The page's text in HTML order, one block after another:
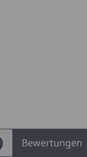
Bewertungen